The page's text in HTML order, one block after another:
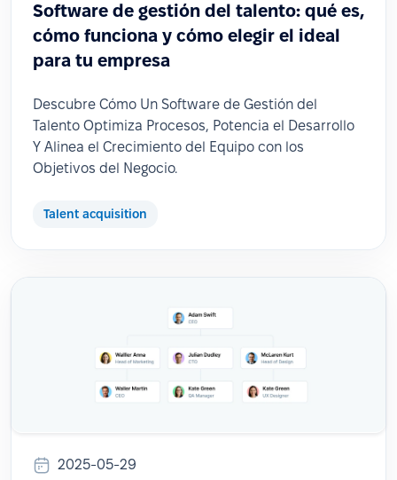
Software de gestión del talento: qué es,
cómo funciona y cómo elegir el ideal
para tu empresa
Descubre Cómo Un Software de Gestión del
Talento Optimiza Procesos, Potencia el Desarrollo
Y Alinea el Crecimiento del Equipo con los
Objetivos del Negocio.
Talent acquisition
2025-05-29